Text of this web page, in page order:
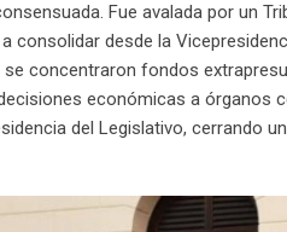
Fue avalada por un
consolidar desde la
concentraron fondos
económicas a órganos
del Legislativo, cerrando